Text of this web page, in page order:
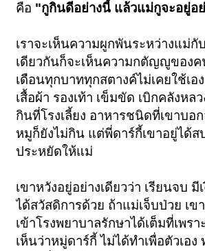
คือ "กูกินดีอย่างนี้ แล้วแม่กูจะอยู่อ
เราจะเห็นความผูกพันระหว่างแม่
เดียวกันก็จะเห็นความกตัญญูของค
เดือนทุกบาททุกสตางค์ไม่เคยใช้เอ
เสื้อผ้า รองเท้า เข็มขัด เบิกคลังหล
กินที่โรงเลี้ยง อาหารชนิดที่เขาบอก
หมูก็ยังไม่กิน แต่พี่ดาร์กี้เขาอยู่ได้ส
ประหยัดให้แม่
เขาหวังอยู่อย่างเดียวว่า เรียนจบ มี
ได้สวัสดิการด้วย ถ้าแม่เจ็บป่วย เข
เข้าโรงพยาบาลรักษาได้เต็มที่เพรา
เห็นว่าหมู่ดาร์กี้ ไม่ได้ทำเพื่อตัวเอง